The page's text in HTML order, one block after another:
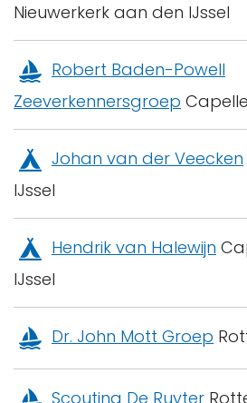
Nieuwerkerk aan den IJssel
Robert Baden-Powell
Zeeverkennersgroep
Johan van der Veecken
IJssel
Hendrik van Halewijn
IJssel
Dr. John Mott Groep